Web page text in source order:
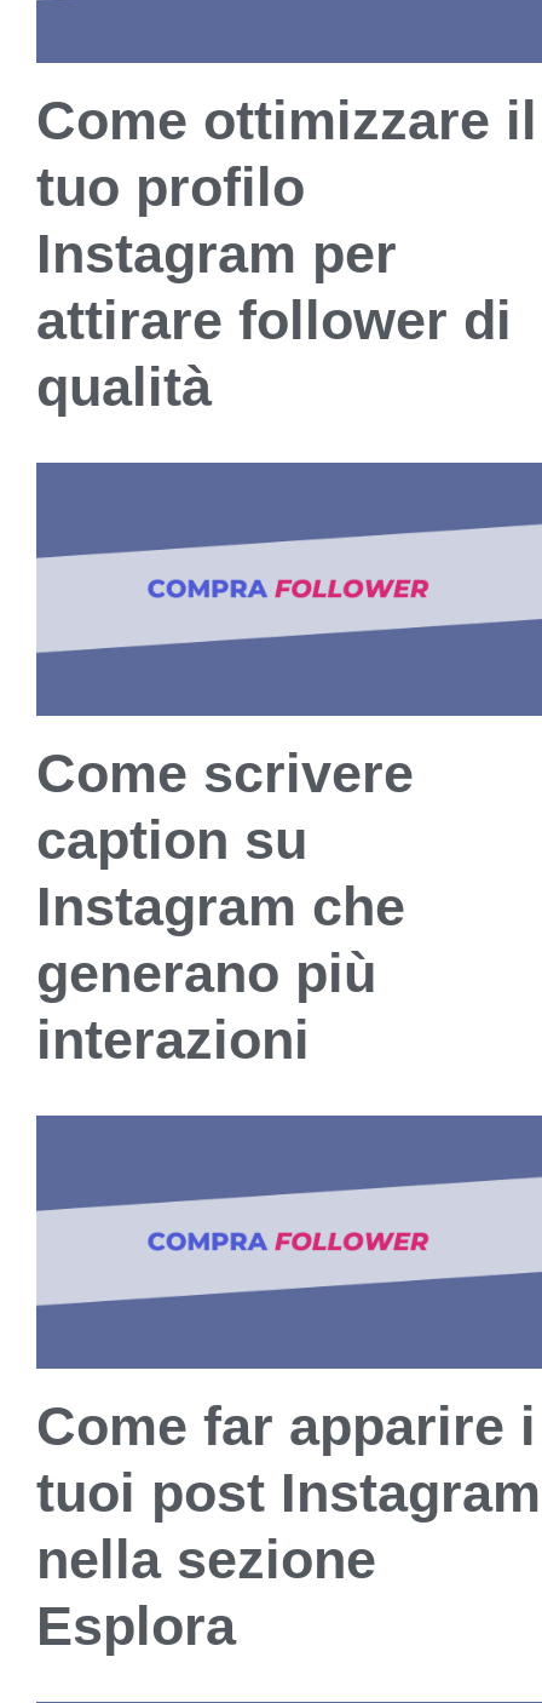
Come ottimizzare il
tuo profilo
Instagram per
attirare follower di
qualità
Come scrivere
caption su
Instagram che
generano più
interazioni
Come far apparire i
tuoi post Instagram
nella sezione
Esplora